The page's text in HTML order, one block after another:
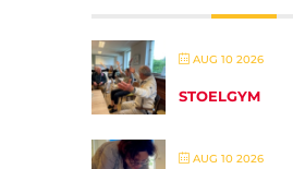
AUG 10 2026
STOELGYM
AUG 10 2026